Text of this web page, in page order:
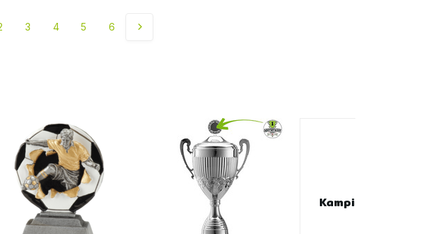
3 4 5 6
Kampioenschalen